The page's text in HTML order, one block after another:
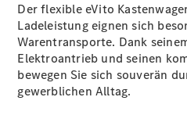
Der flexible eVito
Ladeleistung eignen sich
Warentransporte. Dank
Elektroantrieb und seinen
bewegen Sie sich souverän
gewerblichen Alltag.